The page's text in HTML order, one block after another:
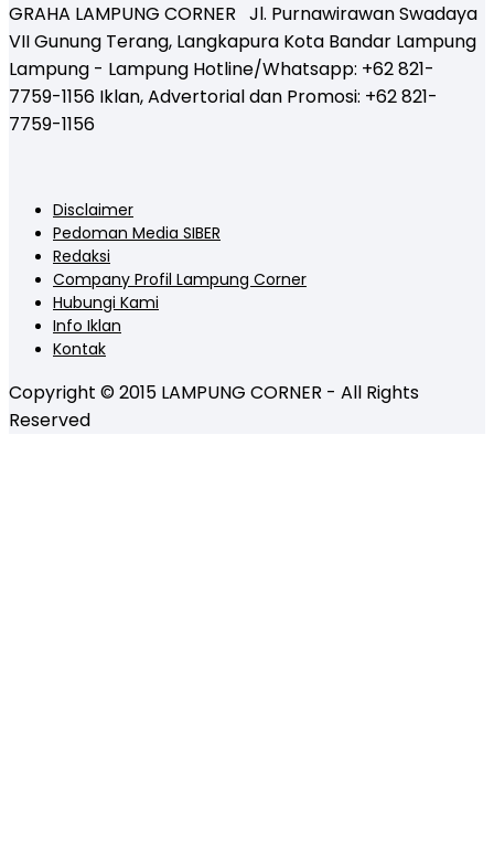
GRAHA LAMPUNG CORNER Jl. Purnawirawan Swadaya
VII Gunung Terang, Langkapura Kota Bandar Lampung
Lampung - Lampung Hotline/Whatsapp: +62 821-
7759-1156 Iklan, Advertorial dan Promosi: +62 821-
7759-1156
Disclaimer
Pedoman Media SIBER
Redaksi
Company Profil Lampung Corner
Hubungi Kami
Info Iklan
Kontak
Copyright © 2015 LAMPUNG CORNER - All Rights
Reserved